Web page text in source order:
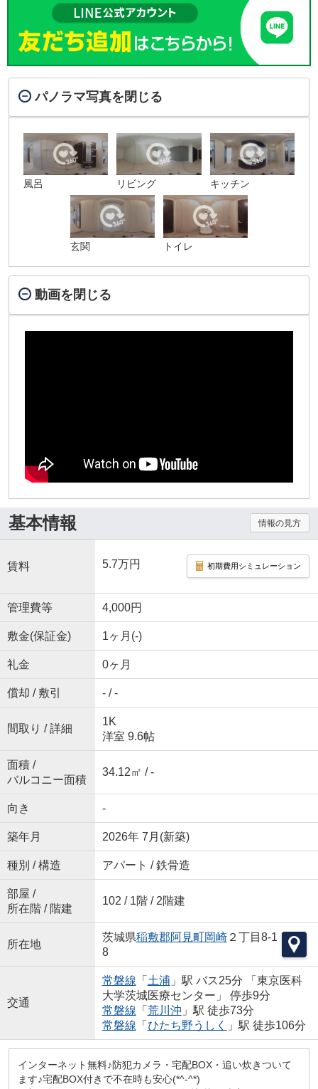
パノラマ写真を閉じる
風呂 リビング キッチン
玄関 トイレ
動画を閉じる
基本情報 情報の見方
賃料 5.7万円 初期費用シミュレーション
管理費等 4,000円
敷金(保証金) 1ヶ月(-)
礼金 0ヶ月
償却 / 敷引 - / -
間取り / 詳細
1K
洋室 9.6帖
面積 /
バルコニー面積
34.12㎡ / -
向き -
築年月 2026年 7月(新築)
種別 / 構造 アパート / 鉄骨造
部屋 /
所在階 / 階建
102 / 1階 / 2階建
所在地
茨城県稲敷郡阿見町岡崎２丁目8-1
8
交通
常磐線 「 土浦 」駅 バス25分 「東京医科
大学茨城医療センター」 停歩9分
常磐線 「 荒川沖 」駅 徒歩73分
常磐線 「 ひたち野うしく 」駅 徒歩106分
インターネット無料♪防犯カメラ・宅配BOX・追い炊きついて
ます♪宅配BOX付きで不在時も安心(*^-^*)